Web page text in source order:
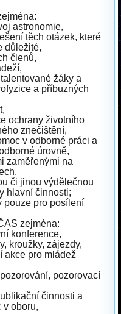
astronomie,
těch otázek, které
důležité,
členů,
žáky a
a příbuzných
ochrany životního
znečištění,
v odborné práci a
úrovně,
zaměřenými na
či jinou výdělečnou
hlavní činnosti;
pouze pro posílení
zejména:
konference,
kroužky, zájezdy,
akce pro mládež
pozorovací
činnosti a
v oboru,